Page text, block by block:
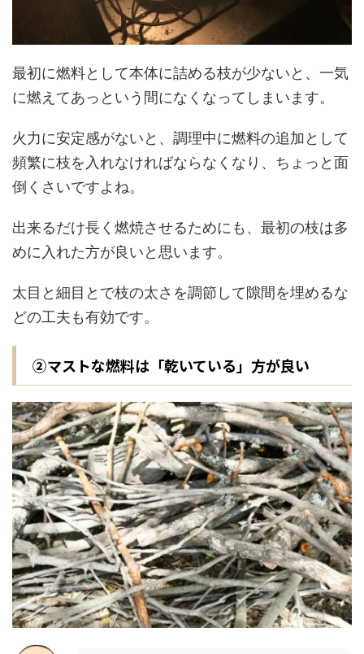
最初に燃料として本体に詰める枝が少ないと、一気
に燃えてあっという間になくなってしまいます。
火力に安定感がないと、調理中に燃料の追加として
頻繁に枝を入れなければならなくなり、ちょっと面
倒くさいですよね。
出来るだけ長く燃焼させるためにも、最初の枝は多
めに入れた方が良いと思います。
太目と細目とで枝の太さを調節して隙間を埋めるな
どの工夫も有効です。
②マストな燃料は「乾いている」方が良い